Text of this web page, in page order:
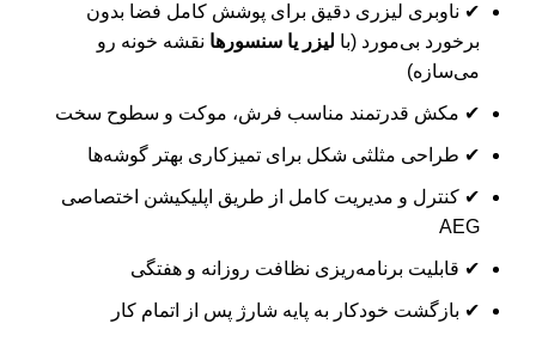
✔ ناوبری لیزری دقیق برای پوشش کامل فضا بدون
برخورد بی‌مورد (با لیزر یا سنسورها نقشه خونه رو
می‌سازه)
✔ مکش قدرتمند مناسب فرش، موکت و سطوح سخت
✔ طراحی مثلثی شکل برای تمیزکاری بهتر گوشه‌ها
✔ کنترل و مدیریت کامل از طریق اپلیکیشن اختصاصی
AEG
✔ قابلیت برنامه‌ریزی نظافت روزانه و هفتگی
✔ بازگشت خودکار به پایه شارژ پس از اتمام کار